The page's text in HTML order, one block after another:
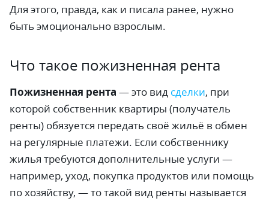
Для этого, правда, как и писала ранее, нужно
быть эмоционально взрослым.
Что такое пожизненная рента
Пожизненная рента —это вид сделки, при
которой собственник квартиры (получатель
ренты) обязуется передать своё жильё в обмен
на регулярные платежи. Если собственнику
жилья требуются дополнительные услуги —
например, уход, покупка продуктов или помощь
по хозяйству, —то такой вид ренты называется